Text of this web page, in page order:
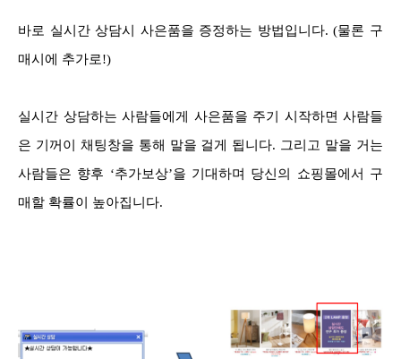
바로 실시간 상담시 사은품을 증정하는 방법입니다. (물론 구
매시에 추가로!)
실시간 상담하는 사람들에게 사은품을 주기 시작하면 사람들
은 기꺼이 채팅창을 통해 말을 걸게 됩니다. 그리고 말을 거는
사람들은 향후 ‘추가보상’을 기대하며 당신의 쇼핑몰에서 구
매할 확률이 높아집니다.